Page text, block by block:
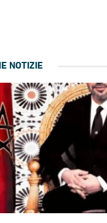
NOTIZIE